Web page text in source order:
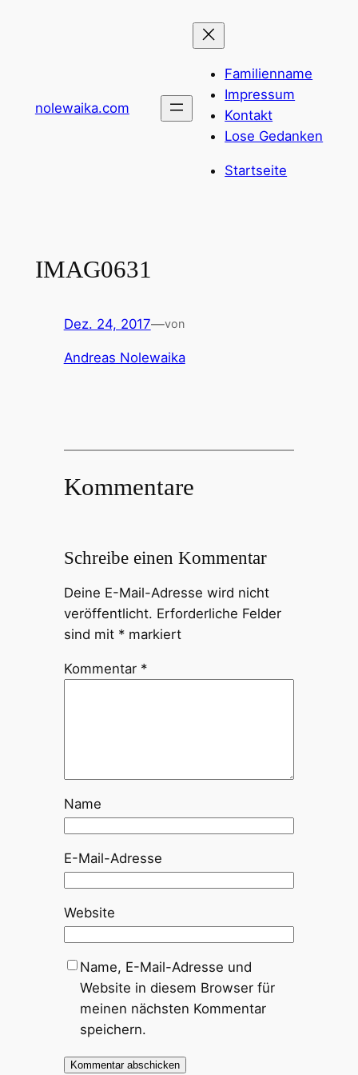
nolewaika.com
Familienname
Impressum
Kontakt
Lose Gedanken
Startseite
IMAG0631
Dez. 24, 2017—von
Andreas Nolewaika
Kommentare
Schreibe einen Kommentar
Deine E-Mail-Adresse wird nicht
veröffentlicht. Erforderliche Felder
sind mit *markiert
Kommentar *
Name
E-Mail-Adresse
Website
Name, E-Mail-Adresse und
Website in diesem Browser für
meinen nächsten Kommentar
speichern.